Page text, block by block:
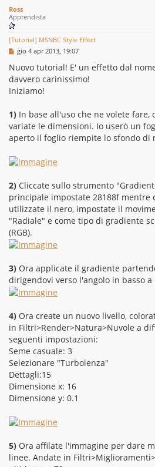
Ross
Apprendista
[Tutorial] MSNBC Style Effect
M
e
s
s
a
g
g
o
gio 4 apr 2013, 19:07
Nuovo tutorial! E' un effetto dal
davvero carinissimo!
Iniziamo!
1) In base all'uso che ne volete fare,
variate le dimensioni. Io userò un
aperto il foglio riempite lo sfondo di
2) Cliccate sullo strumento
principale impostate 28188f mentre
utilizzate il nero, impostate il
"Radiale" e come tipo di gradiente
(RGB).
3) Ora applicate il gradiente
dirigendovi verso l'angolo in basso a
4) Ora create un nuovo livello,
in Filtri>Render>Natura>Nuvole a
seguenti impostazioni:
Seme casuale: 3
Selezionare "Turbolenza"
Dettagli:15
Dimensione x: 16
Dimensione y: 0.1
5) Ora affilate l'immagine per dare
linee. Andate in